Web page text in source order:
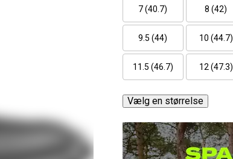
7 (40.7) 8 (42)
9.5 (44) 10 (44.7)
11.5 (46.7) 12 (47.3)
Vælg en størrelse